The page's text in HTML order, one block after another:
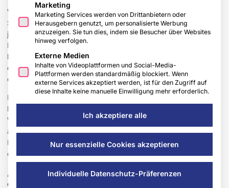
Wärmepumpen haben sich im modernen Wohnungsbau als
Standard für die Raumheizung etabliert. In der Praxis zeigt sich
jedoch häufig ein technischer Zielkonflikt: Während
Heizsysteme möglichst niedrige Vorlauftemperaturen
benötigen, erfordert die zentrale Warmwasserbereitung oft
deutlich höhere Temperaturen. Genau dieser Unterschied kann
die Effizienz der Gesamtanlage spürbar verschlechtern.
Deshalb setzen einige Neubauprojekte inzwischen auf eine
konsequente Trennung von Heizung und
Warmwasserbereitung. Die Wärmepumpe arbeitet dabei
ausschließlich im Niedertemperaturbereich für die
Raumheizung, während Warmwasser dezentral direkt an Küche
oder Bad elektrisch erzeugt wird.
„Dezentrale Warmwasserbereitung kann Wärmepumpen
effizienter machen, weil sie die Warmwassertemperaturen
Marketing
Marketing Services werden von Drittanbietern oder
Herausgebern genutzt, um personalisierte Werbung
anzuzeigen. Sie tun dies, indem sie Besucher über Websites
hinweg verfolgen.
Externe Medien
Inhalte von Videoplattformen und Social-Media-
Plattformen werden standardmäßig blockiert. Wenn
externe Services akzeptiert werden, ist für den Zugriff auf
diese Inhalte keine manuelle Einwilligung mehr erforderlich.
Ich akzeptiere alle
Nur essenzielle Cookies akzeptieren
Individuelle Datenschutz-Präferenzen